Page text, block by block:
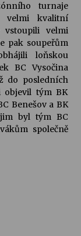
Quijotova
Kolchoz a
turnaje
velmi kvalitní
velmi
pak soupeřům
loňskou
BC Vysočina
do posledních
objevil tým BK
Benešov a BK
byl tým BC
společně